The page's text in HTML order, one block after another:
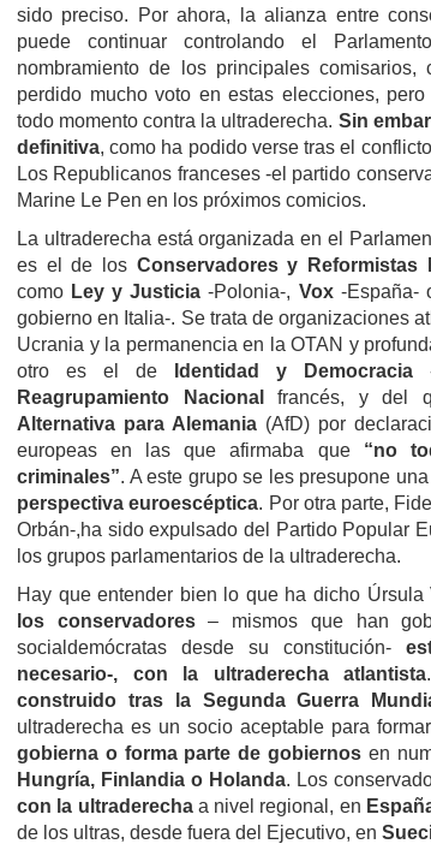
sido preciso. Por ahora, la alianza entre
puede continuar controlando el
nombramiento de los principales
perdido mucho voto en estas elecciones,
todo momento contra la ultraderecha. Sin
definitiva, como ha podido verse tras el
Los Republicanos franceses -el partido
Marine Le Pen en los próximos comicios.
La ultraderecha está organizada en el
es el de los Conservadores y Reformistas
como Ley y Justicia -Polonia-, Vox-España-
gobierno en Italia-. Se trata de organizaciones
Ucrania y la permanencia en la OTAN y
otro es el de
Identidad y Democracia
Reagrupamiento Nacionalfrancés, y del
Alternativa para Alemania (AfD) por
europeas en las que afirmaba que “no
criminales”. A este grupo se les presupone una
perspectiva euroescéptica. Por otra parte,
Orbán-,ha sido expulsado del Partido Popular
los grupos parlamentarios de la ultraderecha.
Hay que entender bien lo que ha dicho
los conservadores– mismos que han
socialdemócratas desde su constitución-
necesario-, con la ultraderecha atlantista
construido tras la Segunda Guerra
ultraderecha es un socio aceptable para
gobierna o forma parte de gobiernosen
Hungría, Finlandia o Holanda. Los
con la ultraderecha a nivel regional, en
de los ultras, desde fuera del Ejecutivo, en